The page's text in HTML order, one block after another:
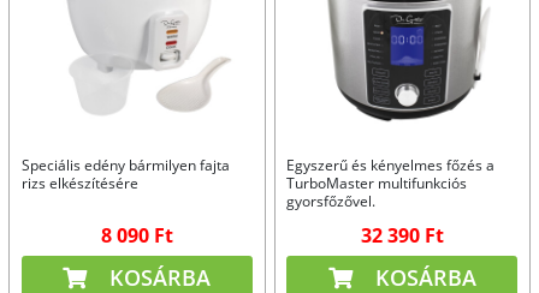
Speciális edény bármilyen fajta
rizs elkészítésére
8 090 Ft
KOSÁRBA
Egyszerű és kényelmes főzés a
TurboMaster multifunkciós
gyorsfőzővel.
32 390 Ft
KOSÁRBA